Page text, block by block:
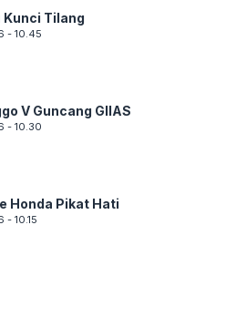
Kunci Tilang
- 10.45
V Guncang GIIAS
- 10.30
Honda Pikat Hati
10.15